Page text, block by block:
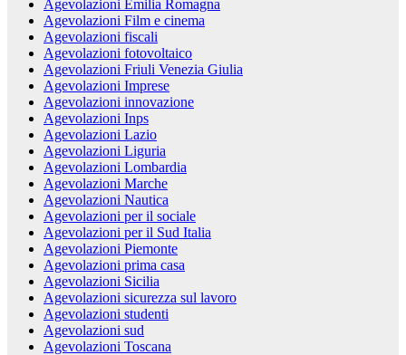
Agevolazioni Emilia Romagna
Agevolazioni Film e cinema
Agevolazioni fiscali
Agevolazioni fotovoltaico
Agevolazioni Friuli Venezia Giulia
Agevolazioni Imprese
Agevolazioni innovazione
Agevolazioni Inps
Agevolazioni Lazio
Agevolazioni Liguria
Agevolazioni Lombardia
Agevolazioni Marche
Agevolazioni Nautica
Agevolazioni per il sociale
Agevolazioni per il Sud Italia
Agevolazioni Piemonte
Agevolazioni prima casa
Agevolazioni Sicilia
Agevolazioni sicurezza sul lavoro
Agevolazioni studenti
Agevolazioni sud
Agevolazioni Toscana